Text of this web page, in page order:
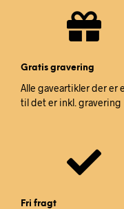
Gratis gravering
Alle gaveartikler der er
til det er inkl. gravering
Fri fragt